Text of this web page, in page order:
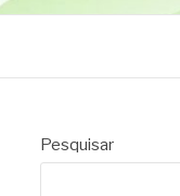
Pesquisar